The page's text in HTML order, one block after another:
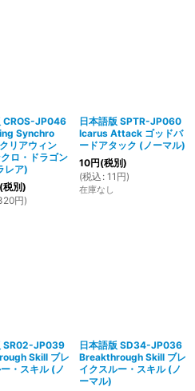
CROS-JP046
Synchro
リアウィン
ロ・ドラゴン
レア)
(税別)
円)
日本語版 SPTR-JP060
Icarus Attack ゴッドバ
ードアタック (ノーマル)
10円(税別)
(税込 : 11 円)
在庫なし
SR02-JP039
Skill ブレ
・スキル (ノ
日本語版 SD34-JP036
Breakthrough Skill ブレ
イクスルー・スキル (ノ
ーマル)